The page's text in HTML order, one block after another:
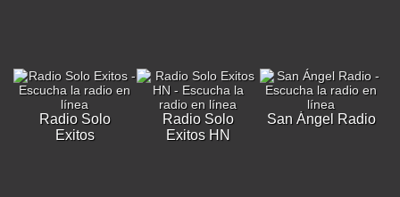
Radio Solo
Exitos
Radio Solo
Exitos HN
San Ángel Radio